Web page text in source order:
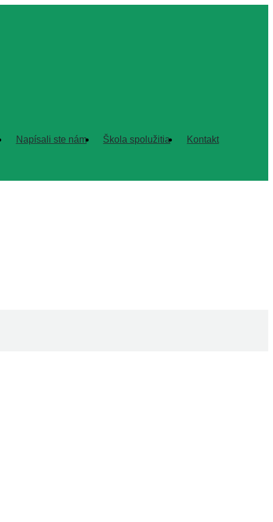
Napísali ste nám Škola spolužitia Kontakt